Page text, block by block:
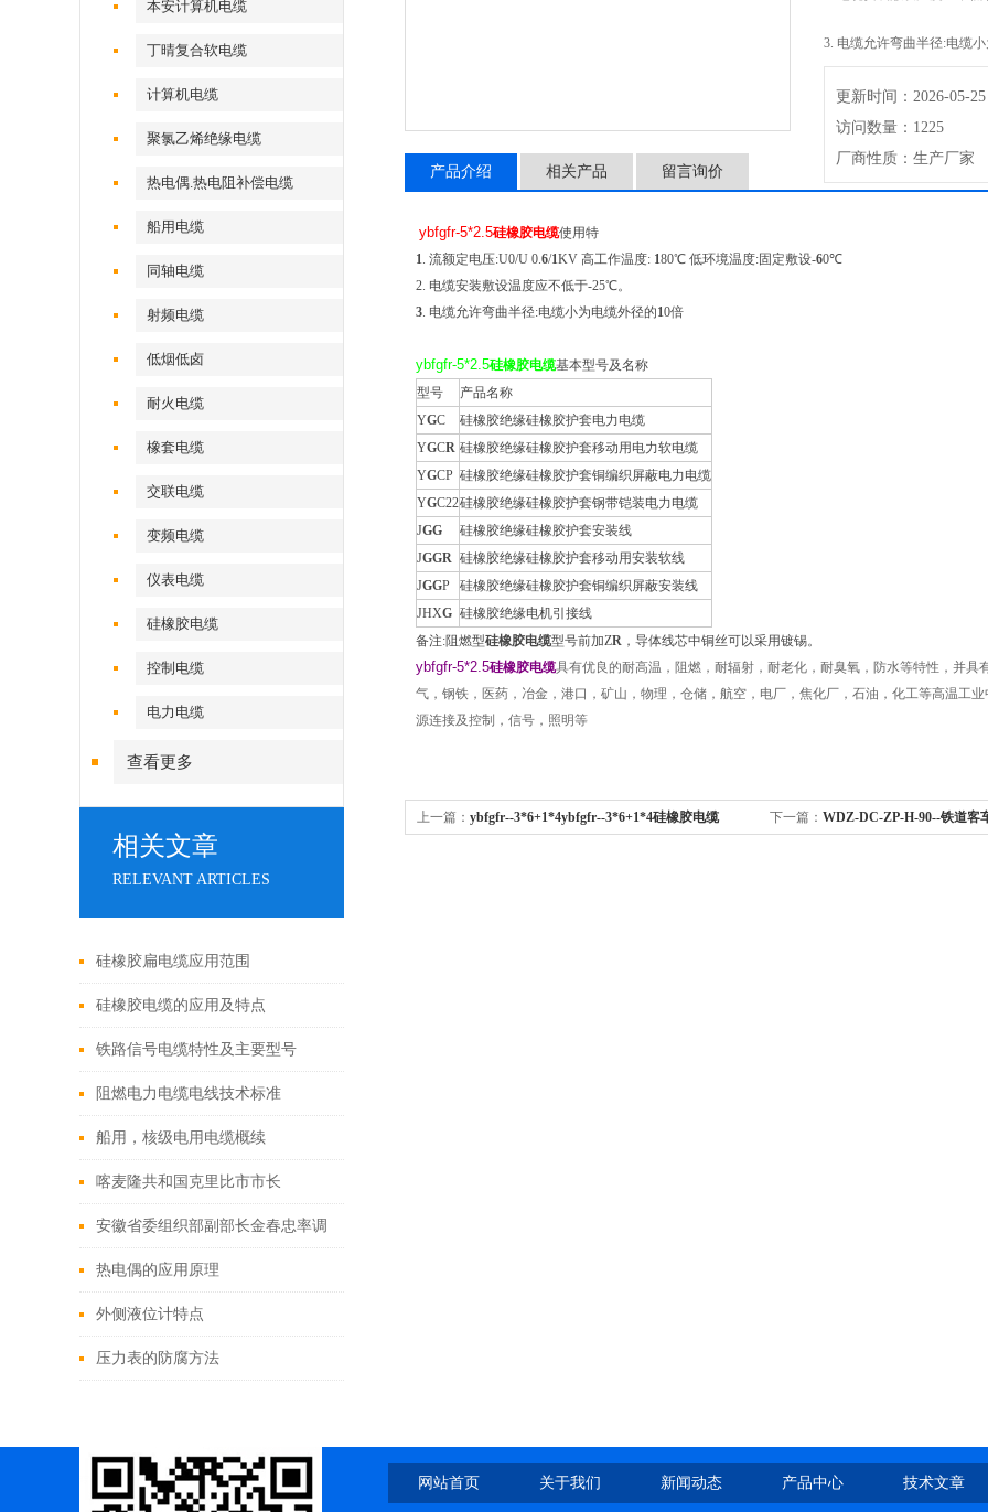
本安计算机电缆
丁晴复合软电缆
计算机电缆
聚氯乙烯绝缘电缆
热电偶.热电阻补偿电缆
船用电缆
同轴电缆
射频电缆
低烟低卤
耐火电缆
橡套电缆
交联电缆
变频电缆
仪表电缆
硅橡胶电缆
控制电缆
电力电缆
查看更多
相关文章
RELEVANT ARTICLES
硅橡胶扁电缆应用范围
硅橡胶电缆的应用及特点
铁路信号电缆特性及主要型号
阻燃电力电缆电线技术标准
船用，核级电用电缆概续
喀麦隆共和国克里比市市长
Sabikanda Guy Emmanuel莅临安徽
天康集团考察工作
安徽省委组织部副部长金春忠率调
研组莅临天康集团调研
热电偶的应用原理
外侧液位计特点
压力表的防腐方法
3. 电缆允许弯曲半径:电缆
更新时间：2026-05-25
访问数量：1225
厂商性质：生产厂家
产品介绍
相关产品 留言询价
ybfgfr-5*2.5硅橡胶电缆使用特
1. 流额定电压:U0/U 0.6/1KV 高工作温度: 180℃ 低环境温度:固定敷设-60℃
2. 电缆安装敷设温度应不低于-25℃。
3. 电缆允许弯曲半径:电缆小为电缆外径的10倍
ybfgfr-5*2.5硅橡胶电缆基本型号及名称
型号
产品名称
YGC
硅橡胶绝缘硅橡胶护套电力电缆
YGCR 硅橡胶绝缘硅橡胶护套移动用电力软电缆
YGCP 硅橡胶绝缘硅橡胶护套铜编织屏蔽电力电缆
YGC22硅橡胶绝缘硅橡胶护套钢带铠装电力电缆
JGG
硅橡胶绝缘硅橡胶护套安装线
JGGR 硅橡胶绝缘硅橡胶护套移动用安装软线
JGGP
硅橡胶绝缘硅橡胶护套铜编织屏蔽安装线
JHXG 硅橡胶绝缘电机引接线
备注:阻燃型硅橡胶电缆型号前加ZR ，导体线芯中铜丝可以采用镀锡。
ybfgfr-5*2.5硅橡胶电缆具有优良的耐高温，阻燃，耐辐射，耐老化，耐臭氧，防水等特性，并
气，钢铁，医药，冶金，港口，矿山，物理，仓储，航空，电厂，焦化厂，石油，化工等高温工
源连接及控制，信号，照明等
上一篇： ybfgfr--3*6+1*4ybfgfr--3*6+1*4硅橡胶电缆 下一篇： WDZ-DC-ZP-H-90--铁道客
网站首页 关于我们 新闻动态 产品中心 技术文章